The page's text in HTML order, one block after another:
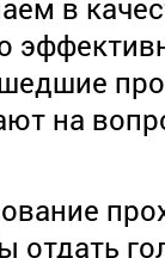
в
на
отдать